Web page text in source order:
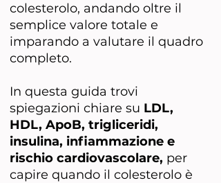
colesterolo, andando oltre il
semplice valore totale e
imparando a valutare il quadro
completo.
In questa guida trovi
spiegazioni chiare su LDL,
HDL, ApoB, trigliceridi,
insulina, infiammazione e
rischio cardiovascolare, per
capire quando il colesterolo è